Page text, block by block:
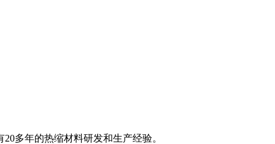
多年的热缩材料研发和生产经验。